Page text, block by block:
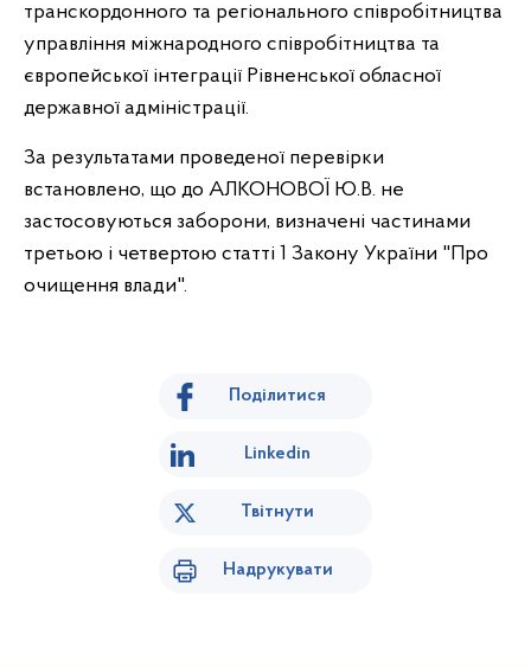
транскордонного та регіонального співробітництва
управління міжнародного співробітництва та
європейської інтеграції Рівненської обласної
державної адміністрації.
За результатами проведеної перевірки
встановлено, що до АЛКОНОВОЇ Ю.В. не
застосовуються заборони, визначені частинами
третьою і четвертою статті 1 Закону України "Про
очищення влади".
Поділитися
Linkedin
Твітнути
Надрукувати